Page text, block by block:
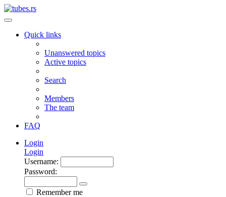
Quick links
Unanswered topics
Active topics
Search
Members
The team
FAQ
Login
Login
Username:
Password:
Remember me